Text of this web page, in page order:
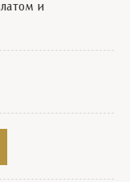
и
quantity